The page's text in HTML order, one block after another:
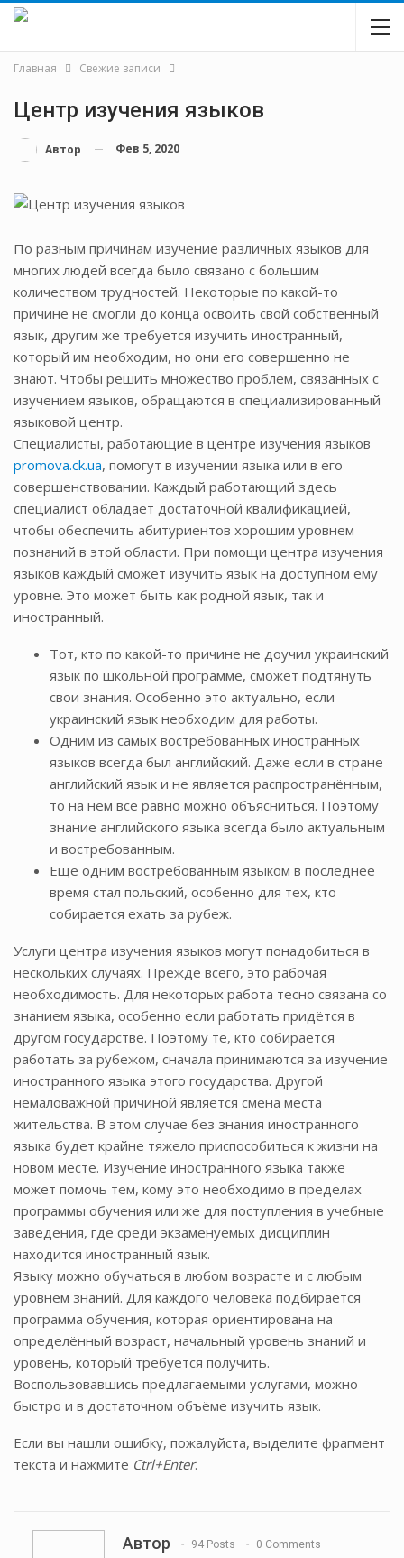
Главная Свежие записи
Центр изучения языков
Автор Фев 5, 2020
По разным причинам изучение различных языков для
многих людей всегда было связано с большим
количеством трудностей. Некоторые по какой-то
причине не смогли до конца освоить свой собственный
язык, другим же требуется изучить иностранный,
который им необходим, но они его совершенно не
знают. Чтобы решить множество проблем, связанных с
изучением языков, обращаются в специализированный
языковой центр.
Специалисты, работающие в центре изучения языков
promova.ck.ua, помогут в изучении языка или в его
совершенствовании. Каждый работающий здесь
специалист обладает достаточной квалификацией,
чтобы обеспечить абитуриентов хорошим уровнем
познаний в этой области. При помощи центра изучения
языков каждый сможет изучить язык на доступном ему
уровне. Это может быть как родной язык, так и
иностранный.
Тот, кто по какой-то причине не доучил украинский
язык по школьной программе, сможет подтянуть
свои знания. Особенно это актуально, если
украинский язык необходим для работы.
Одним из самых востребованных иностранных
языков всегда был английский. Даже если в стране
английский язык и не является распространённым,
то на нём всё равно можно объясниться. Поэтому
знание английского языка всегда было актуальным
и востребованным.
Ещё одним востребованным языком в последнее
время стал польский, особенно для тех, кто
собирается ехать за рубеж.
Услуги центра изучения языков могут понадобиться в
нескольких случаях. Прежде всего, это рабочая
необходимость. Для некоторых работа тесно связана со
знанием языка, особенно если работать придётся в
другом государстве. Поэтому те, кто собирается
работать за рубежом, сначала принимаются за изучение
иностранного языка этого государства. Другой
немаловажной причиной является смена места
жительства. В этом случае без знания иностранного
языка будет крайне тяжело приспособиться к жизни на
новом месте. Изучение иностранного языка также
может помочь тем, кому это необходимо в пределах
программы обучения или же для поступления в учебные
заведения, где среди экзаменуемых дисциплин
находится иностранный язык.
Языку можно обучаться в любом возрасте и с любым
уровнем знаний. Для каждого человека подбирается
программа обучения, которая ориентирована на
определённый возраст, начальный уровень знаний и
уровень, который требуется получить.
Воспользовавшись предлагаемыми услугами, можно
быстро и в достаточном объёме изучить язык.
Если вы нашли ошибку, пожалуйста, выделите фрагмент
текста и нажмите Ctrl+Enter.
Автор 94 Posts 0 Comments